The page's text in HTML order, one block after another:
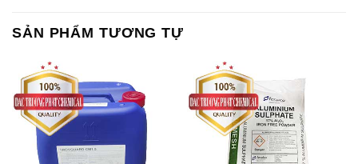
Chất Bảo Quản CMIT Thái
Lan Thailand
Phèn Nhôm – Al2(SO4)3 17%
Ấn Độ India